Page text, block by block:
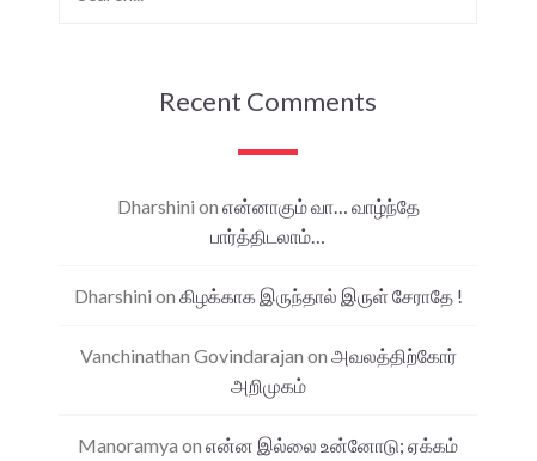
Recent Comments
Dharshini on என்னாகும் வா… வாழ்ந்தே
பார்த்திடலாம்…
Dharshini on கிழக்காக இருந்தால் இருள் சேராதே !
Vanchinathan Govindarajan on அவலத்திற்கோர்
அறிமுகம்
Manoramya on என்ன இல்லை உன்னோடு; ஏக்கம்